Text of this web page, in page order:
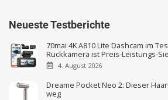
Neueste Testberichte
70mai 4K A810 Lite Dashcam im
Rückkamera ist Preis-Leistungs-
4. August 2026
Dreame Pocket Neo 2: Dieser
weg